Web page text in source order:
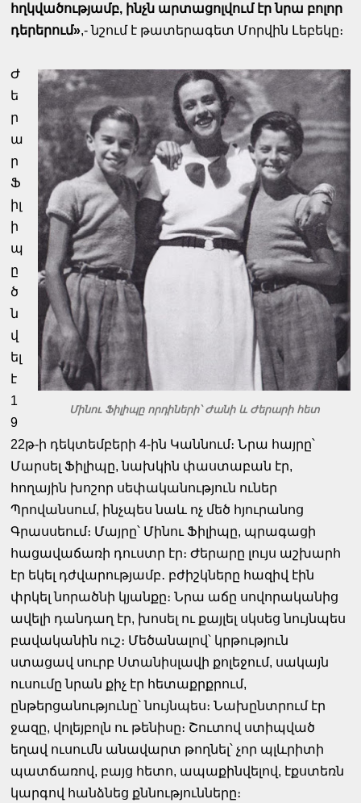
հղկվածությամբ, ինչն արտացոլվում էր նրա բոլոր
դերերում»,- նշում է թատերագետ Մորվին Լեբեկը։
Մինու Ֆիլիպը որդիների՝ Ժանի և Ժերարի հետ
Ժ
ե
ր
ա
ր
Ֆ
իլ
ի
պ
ը
ծ
ն
վ
ել
է
1
9
22թ-ի դեկտեմբերի 4-ին Կաննում։ Նրա հայրը՝
Մարսել Ֆիլիպը, նախկին փաստաբան էր,
հողային խոշոր սեփականություն ուներ
Պրովանսում, ինչպես նաև ոչ մեծ հյուրանոց
Գրասսեում։ Մայրը՝ Մինու Ֆիլիպը, պրագացի
հացավաճառի դուստր էր։ Ժերարը լույս աշխարհ
էր եկել դժվարությամբ․ բժիշկները հազիվ էին
փրկել նորածնի կյանքը։ Նրա աճը սովորականից
ավելի դանդաղ էր, խոսել ու քայլել սկսեց նույնպես
բավականին ուշ։ Մեծանալով՝ կրթություն
ստացավ սուրբ Ստանիսլավի քոլեջում, սակայն
ուսումը նրան քիչ էր հետաքրքրում,
ընթերցանությունը՝ նույնպես։ Նախընտրում էր
ջազը, վոլեյբոլն ու թենիսը։ Շուտով ստիպված
եղավ ուսումն անավարտ թողնել՝ չոր պլևրիտի
պատճառով, բայց հետո, ապաքինվելով, էքստեռն
կարգով հանձնեց քննությունները։